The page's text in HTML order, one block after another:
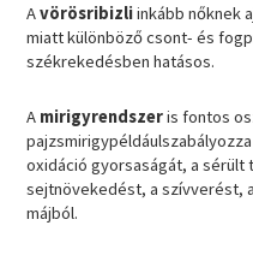
Avörösribizliinkább nőknek
miatt különböző csont- és
székrekedésben hatásos.
A mirigyrendszeris fontos
oxidáció gyorsaságát, a
sejtnövekedést, a szívverést,
májból.